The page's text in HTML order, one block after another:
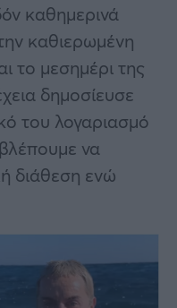
καθημερινά
καθιερωμένη
το μεσημέρι της
δημοσίευσε
του λογαριασμό
να
διάθεση ενώ